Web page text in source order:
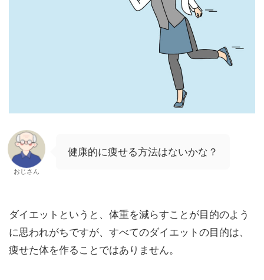
おじさん
健康的に痩せる方法はないかな？
ダイエットというと、体重を減らすことが目的のよう
に思われがちですが、すべてのダイエットの目的は、
痩せた体を作ることではありません。